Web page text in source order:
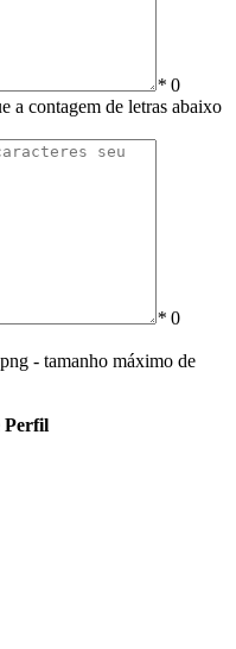
* 0
a contagem de letras abaixo
* 0
- tamanho máximo de
Perfil